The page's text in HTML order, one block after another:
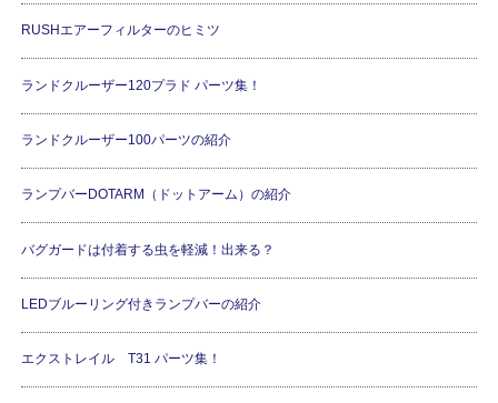
RUSHエアーフィルターのヒミツ
ランドクルーザー120プラド パーツ集！
ランドクルーザー100パーツの紹介
ランプバーDOTARM（ドットアーム）の紹介
バグガードは付着する虫を軽減！出来る？
LEDブルーリング付きランプバーの紹介
エクストレイル T31 パーツ集！